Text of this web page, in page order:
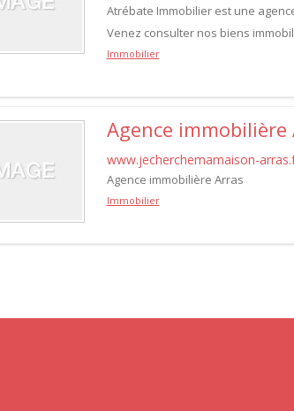
Atrébate Immobilier est une
Venez consulter nos biens
Immobilier
Agence immobilière
www.jecherchemamaison-
Agence immobilière Arras
Immobilier